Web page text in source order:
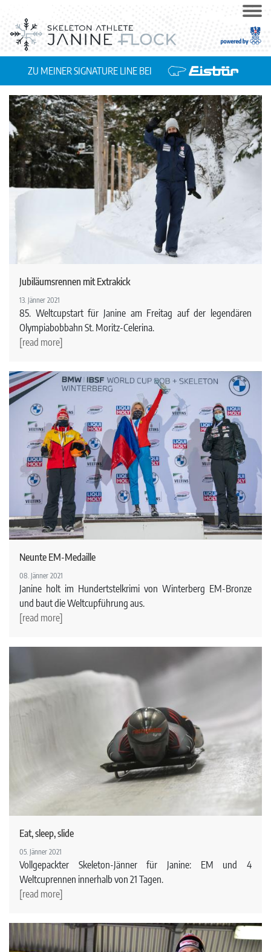
ZU MEINER SIGNATURE LINE BEI
Jubiläumsrennen mit Extrakick
13. Jänner 2021
85. Weltcupstart für Janine am Freitag auf der legendären
Olympiabobbahn St. Moritz-Celerina.
[read more]
Neunte EM-Medaille
08. Jänner 2021
Janine holt im Hundertstelkrimi von Winterberg EM-Bronze
und baut die Weltcupführung aus.
[read more]
Eat, sleep, slide
05. Jänner 2021
Vollgepackter Skeleton-Jänner für Janine: EM und 4
Weltcuprennen innerhalb von 21 Tagen.
[read more]